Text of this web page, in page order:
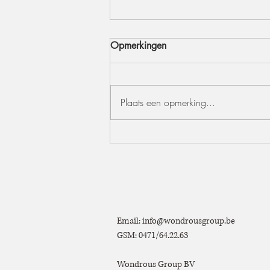
Opmerkingen
Plaats een opmerking...
Email:info@wondrousgroup.be
GSM: 0471/64.22.63
Wondrous Group BV